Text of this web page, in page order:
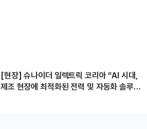
[현장] 슈나이더 일렉트릭 코리아 “AI 시대,
제조 현장에 최적화된 전력 및 자동화 솔루션